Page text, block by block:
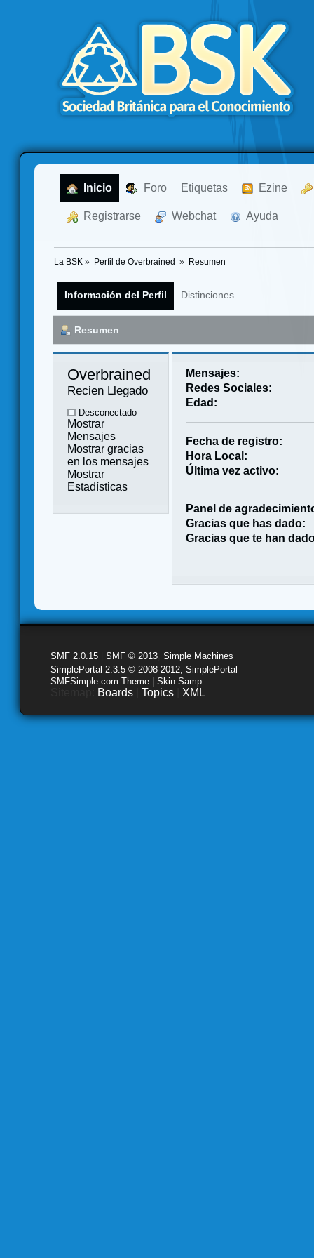
Inicio Foro Etiquetas Ezine
Registrarse Webchat Ayuda
La BSK » Perfil de Overbrained » Resumen
Información del Perfil Distinciones
Resumen
Recien Llegado
Desconectado
Mostrar
Mensajes
Mostrar gracias
en los mensajes
Mostrar
Estadísticas
Mensajes:
Redes Sociales:
Edad:
Fecha de registro:
Hora Local:
Última vez activo:
Panel de
Gracias que has dado:
Gracias que te han
SMF 2.0.15 SMF © 2013 Simple Machines
SimplePortal 2.3.5 © 2008-2012, SimplePortal
SMFSimple.com Theme | Skin Samp
Boards Topics XML